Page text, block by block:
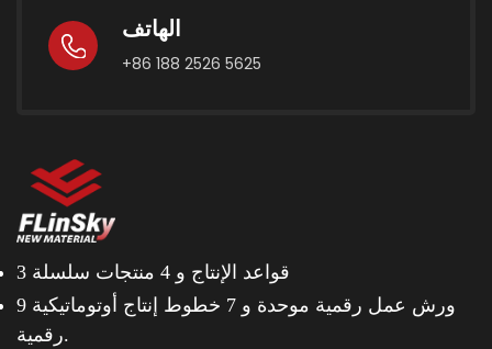
الهاتف
+86 188 2526 5625
3 قواعد الإنتاج و 4 منتجات سلسلة
9 ورش عمل رقمية موحدة و
7 خطوط إنتاج أوتوماتيكية
رقمية.